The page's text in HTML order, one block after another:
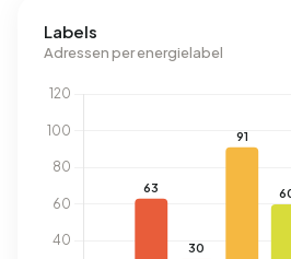
Labels
Adressen per energielabel